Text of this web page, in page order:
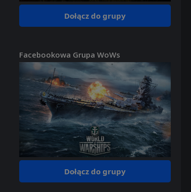
Dołącz do grupy
Facebookowa Grupa WoWs
Dołącz do grupy